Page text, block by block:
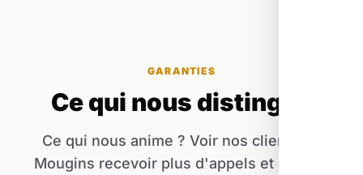
GARANTIES
Ce qui nous distingue
Ce qui nous anime ? Voir nos clients de
Mougins recevoir plus d'appels et plus de